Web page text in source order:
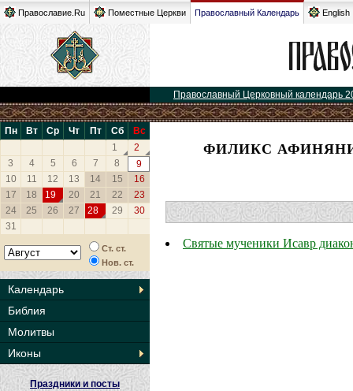
Православие.Ru Поместные Церкви Православный Календарь English
Православный Церковный календарь
Пн Вт Ср Чт Пт Сб
Вс
1
2
3
4 5 6 7 8
9
10
11 12 13 14 15
16
17
18 19 20 21 22
23
24
25 26 27 28 29
30
31
Ст. ст.
Нов. ст.
Календарь
Библия
Молитвы
Иконы
Праздники и посты
ФИЛИКС
Святые мученики Исавр